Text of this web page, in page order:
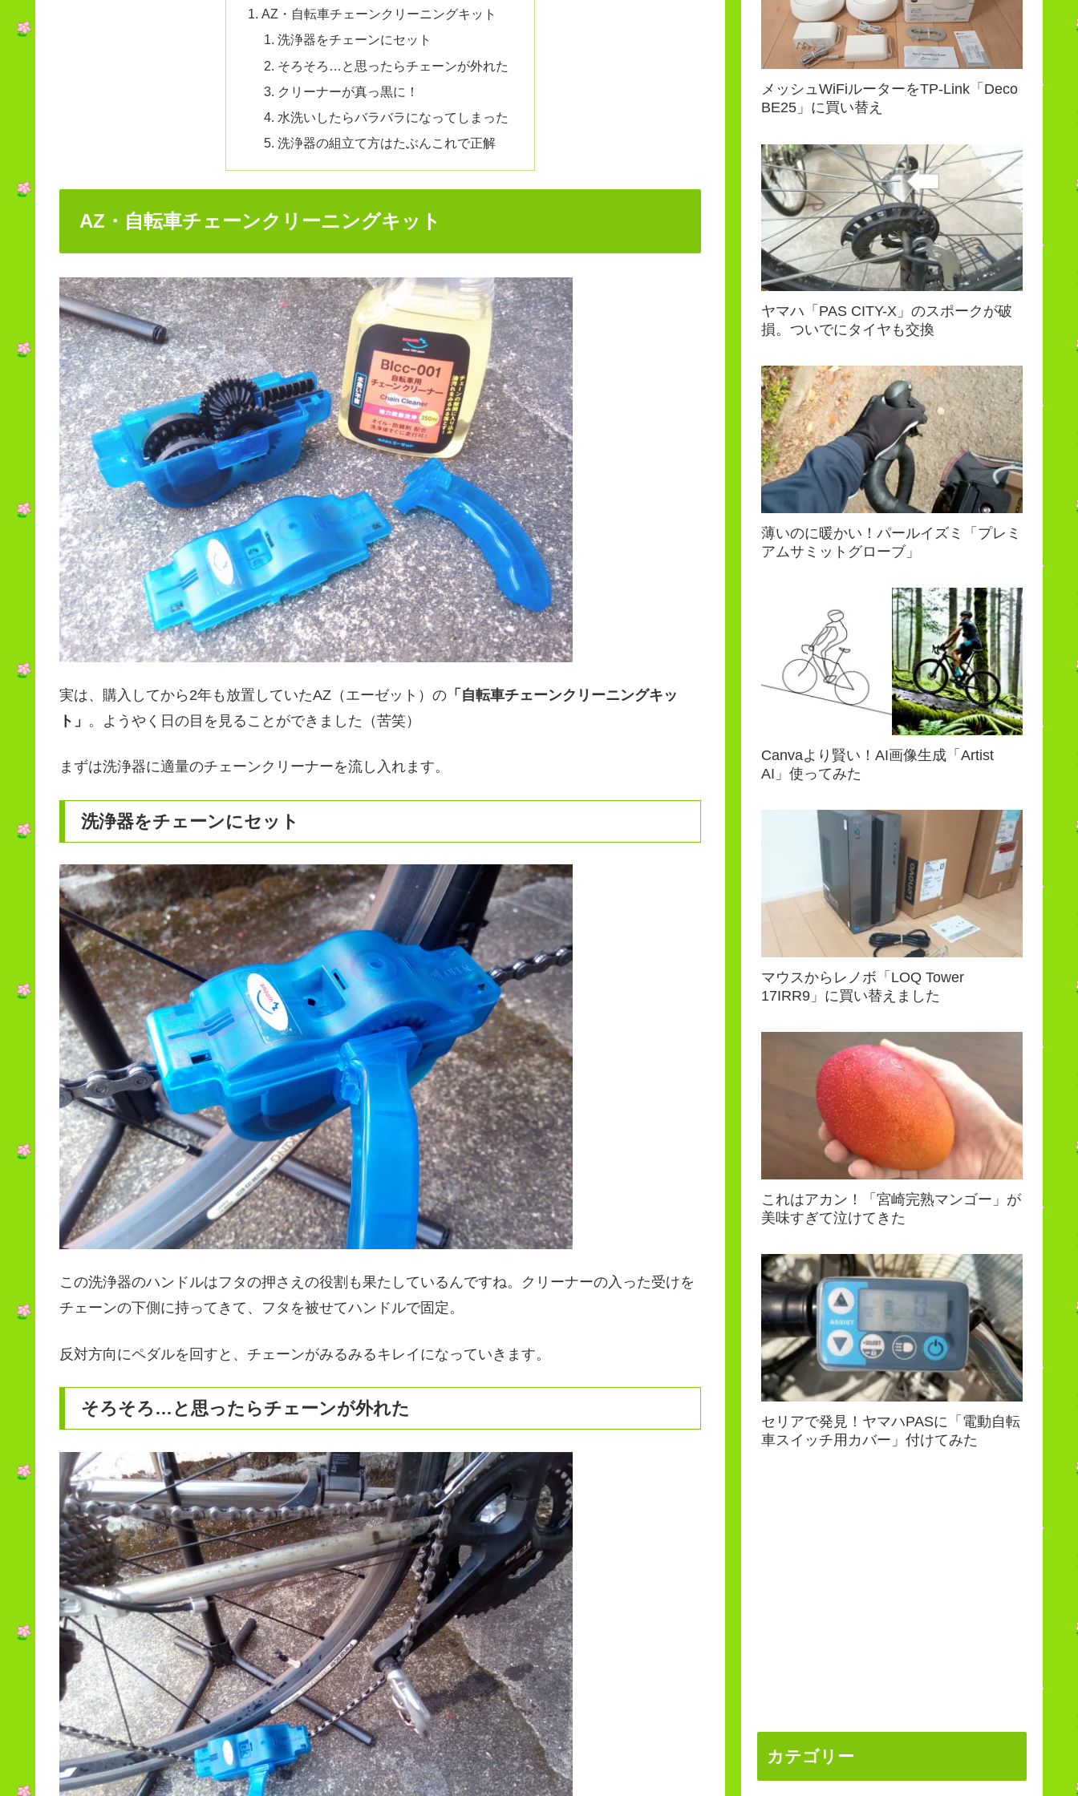
AZ・自転車チェーンクリーニングキット
洗浄器をチェーンにセット
そろそろ…と思ったらチェーンが外れた
クリーナーが真っ黒に！
水洗いしたらバラバラになってしまった
洗浄器の組立て方はたぶんこれで正解
AZ・自転車チェーンクリーニングキット
実は、購入してから2年も放置していたAZ（エーゼット）の 「自転車チェーンクリーニングキッ
ト」 。ようやく日の目を見ることができました（苦笑）
まずは洗浄器に適量のチェーンクリーナーを流し入れます。
洗浄器をチェーンにセット
この洗浄器のハンドルはフタの押さえの役割も果たしているんですね。クリーナーの入った受けを
チェーンの下側に持ってきて、フタを被せてハンドルで固定。
反対方向にペダルを回すと、チェーンがみるみるキレイになっていきます。
そろそろ…と思ったらチェーンが外れた
メッシュWiFiルーターをTP-Link「Deco
BE25」に買い替え
ヤマハ「PAS CITY-X」のスポークが破
損。ついでにタイヤも交換
薄いのに暖かい！パールイズミ「プレミ
アムサミットグローブ」
Canvaより賢い！AI画像生成「Artist
AI」使ってみた
マウスからレノボ「LOQ Tower
17IRR9」に買い替えました
これはアカン！「宮崎完熟マンゴー」が
美味すぎて泣けてきた
セリアで発見！ヤマハPASに「電動自転
車スイッチ用カバー」付けてみた
カテゴリー